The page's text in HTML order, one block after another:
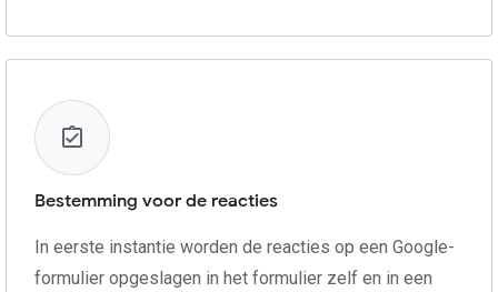
Bestemming voor de reacties
In eerste instantie worden de reacties op een Google-
formulier opgeslagen in het formulier zelf en in een